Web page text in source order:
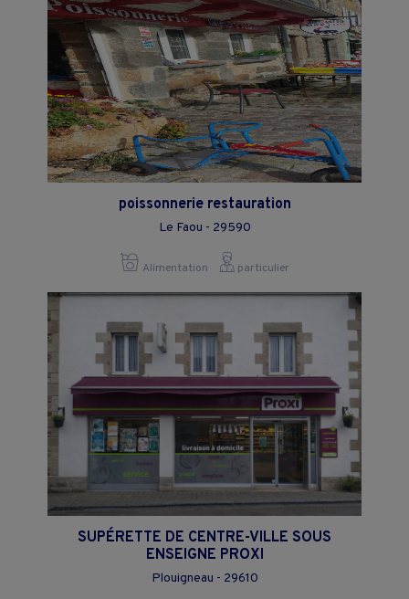
poissonnerie restauration
Le Faou - 29590
Alimentation particulier
SUPÉRETTE DE CENTRE-VILLE SOUS
ENSEIGNE PROXI
Plouigneau - 29610